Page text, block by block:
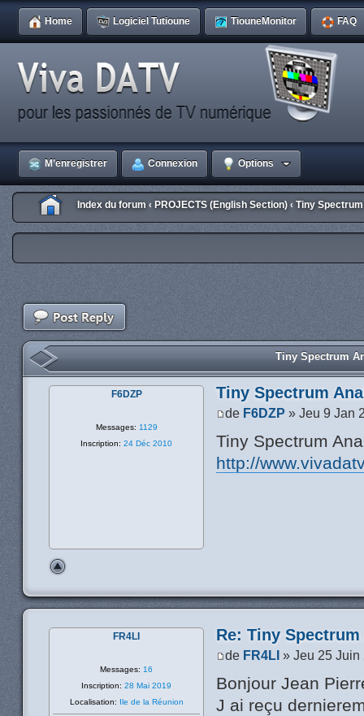
Home Logiciel Tutioune TiouneMonitor FAQ
M’enregistrer Connexion Options
Index du forum ‹ PROJECTS (English Section) ‹ Tiny
Tiny Spectrum
Tiny Spectrum
de F6DZP » Jeu 9 Jan
Tiny Spectrum
http://
F6DZP
Messages: 1129
Inscription: 24 Déc 2010
Re: Tiny
de FR4LI » Jeu 25 Juin
Bonjour Jean
J ai reçu
FR4LI
Messages: 16
Inscription: 28 Mai 2019
Localisation: Ile de la Réunion